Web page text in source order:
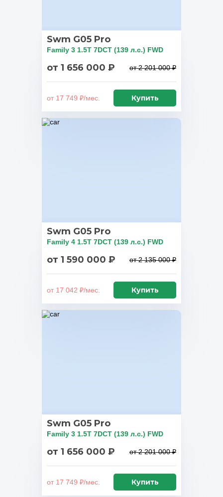
Swm G05 Pro
Family 3 1.5T 7DCT (139 л.с.) FWD
от 1 656 000 ₽ от 2 201 000 ₽
от 17 749 ₽/мес. Купить
Swm G05 Pro
Family 4 1.5T 7DCT (139 л.с.) FWD
от 1 590 000 ₽ от 2 135 000 ₽
от 17 042 ₽/мес. Купить
Swm G05 Pro
Family 3 1.5T 7DCT (139 л.с.) FWD
от 1 656 000 ₽ от 2 201 000 ₽
от 17 749 ₽/мес. Купить